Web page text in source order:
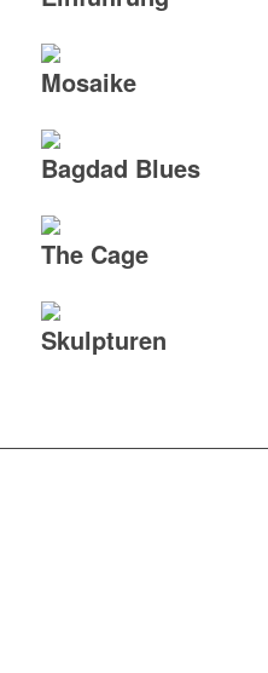
Mosaike
Bagdad Blues
The Cage
Skulpturen